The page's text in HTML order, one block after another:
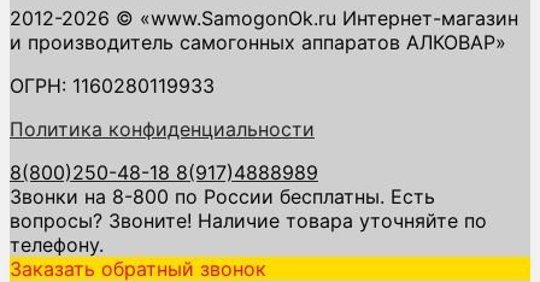
2012-2026 © «www.SamogonOk.ru Интернет-магазин
и производитель самогонных аппаратов АЛКОВАР»
ОГРН: 1160280119933
Политика конфиденциальности
8(800)250-48-18 8(917)4888989
Звонки на 8-800 по России бесплатны. Есть
вопросы? Звоните! Наличие товара уточняйте по
телефону.
Заказать обратный звонок